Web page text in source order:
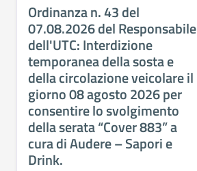
Ordinanza n. 43 del
07.08.2026 del Responsabile
dell'UTC: Interdizione
temporanea della sosta e
della circolazione veicolare il
giorno 08 agosto 2026 per
consentire lo svolgimento
della serata “Cover 883” a
cura di Audere – Sapori e
Drink.